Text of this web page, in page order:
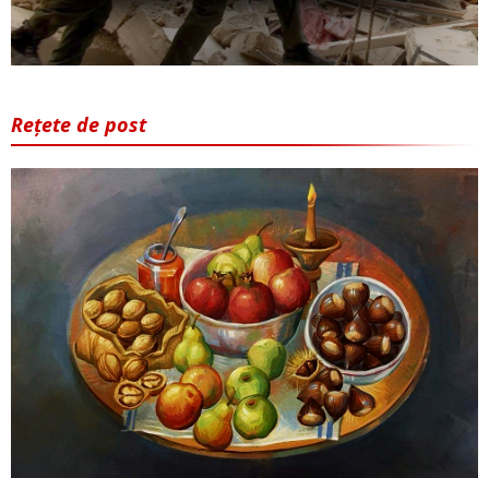
Rețete de post